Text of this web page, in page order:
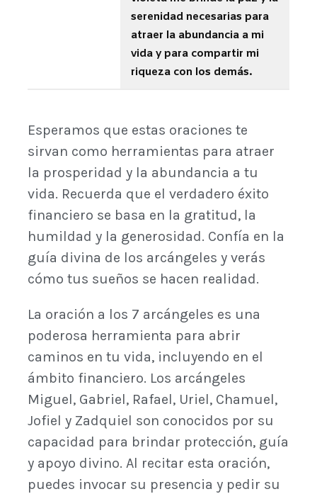
serenidad necesarias para
atraer la abundancia a mi
vida y para compartir mi
riqueza con los demás.
Esperamos que estas oraciones te
sirvan como herramientas para atraer
la prosperidad y la abundancia a tu
vida. Recuerda que el verdadero éxito
financiero se basa en la gratitud, la
humildad y la generosidad. Confía en la
guía divina de los arcángeles y verás
cómo tus sueños se hacen realidad.
La oración a los 7 arcángeles es una
poderosa herramienta para abrir
caminos en tu vida, incluyendo en el
ámbito financiero. Los arcángeles
Miguel, Gabriel, Rafael, Uriel, Chamuel,
Jofiel y Zadquiel son conocidos por su
capacidad para brindar protección, guía
y apoyo divino. Al recitar esta oración,
puedes invocar su presencia y pedir su